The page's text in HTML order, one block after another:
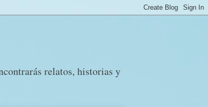
relatos, historias y